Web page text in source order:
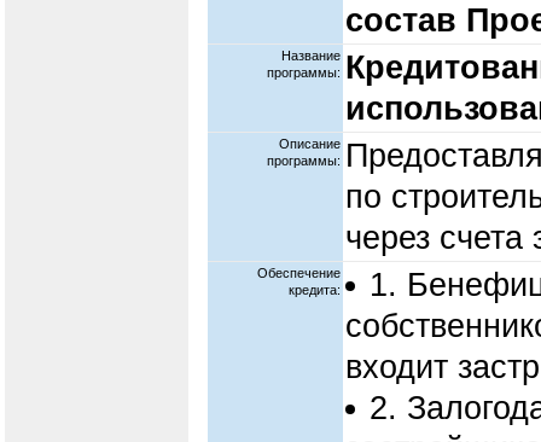
состав
Название
программы:
Описание
программы:
по
через счета
Обеспечение
кредита:
1.
входит
2.